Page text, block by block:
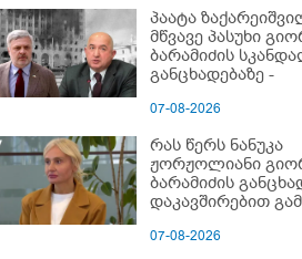
პაატა
მწვავე პასუხი
ბარამიძის
განცხადებაზე -
ვიცი... კამანში
გადმოვასვენე...
კი ტყუის"
07-08-2026
რას წერს ნანუკა
ჟორჟოლიანი
ბარამიძის
დაკავშირებით
07-08-2026